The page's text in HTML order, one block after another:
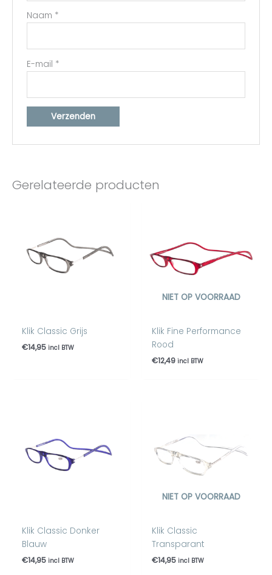
Naam *
E-mail *
Gerelateerde producten
Klik Classic Grijs
€14,95 incl BTW
NIET OP VOORRAAD
Klik Fine Performance
Rood
€12,49 incl BTW
Klik Classic Donker
Blauw
€14,95 incl BTW
NIET OP VOORRAAD
Klik Classic
Transparant
€14,95 incl BTW